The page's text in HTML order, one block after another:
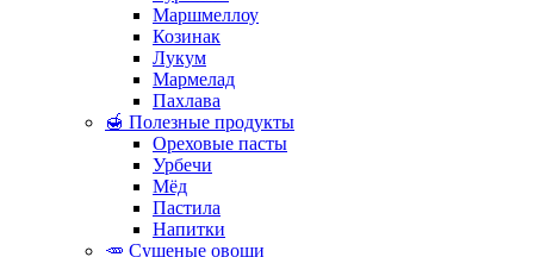
Маршмеллоу
Козинак
Лукум
Мармелад
Пахлава
🍯 Полезные продукты
Ореховые пасты
Урбечи
Мёд
Пастила
Напитки
🥕 Сушеные овощи